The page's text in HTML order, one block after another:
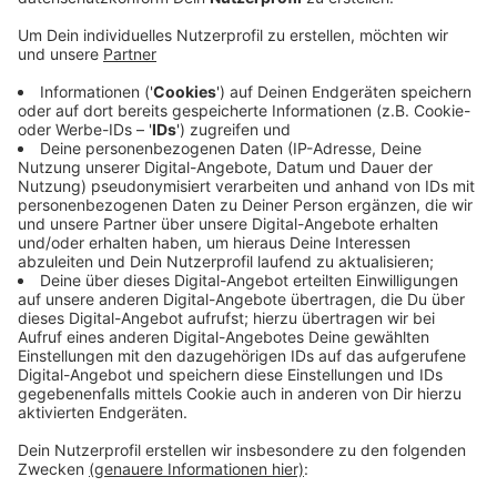
Montag, 27.01.2020 05:19
Neben den Yachten und Booten war es dieses Jahr
besonders beliebt Surfen oder Tauchen
auszuprobieren oder Zubehör zu kaufen. Auch neue
Trendsportarten wurden vorgestellt. In diesem Jahr
gab es außerdem viele Aktionen und
Diskussionsrunden zum Thema Nachhaltigkeit, sowie
zum Schutz der Meere und der Haie. Die nächste
BOOT wird im kommenden Jahr wieder in der letzten
Januarwoche stattfinden.
Anzeige